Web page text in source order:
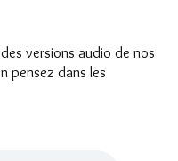
versions audio de nos
pensez dans les